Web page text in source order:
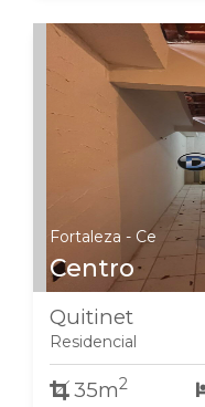
Fortaleza - Ce
Centro
Quitinet
Residencial
35m2